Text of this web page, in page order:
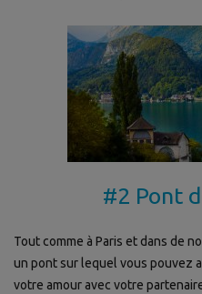
#2 Pont
Tout comme à Paris et dans de
un pont sur lequel vous pouvez
votre amour avec votre